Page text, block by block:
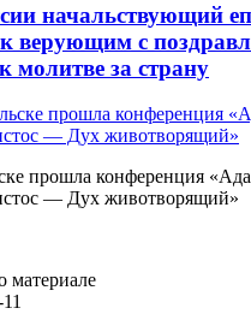
начальствующий
верующим с
молитве за страну
прошла конференция
— Дух животворящий»
материале